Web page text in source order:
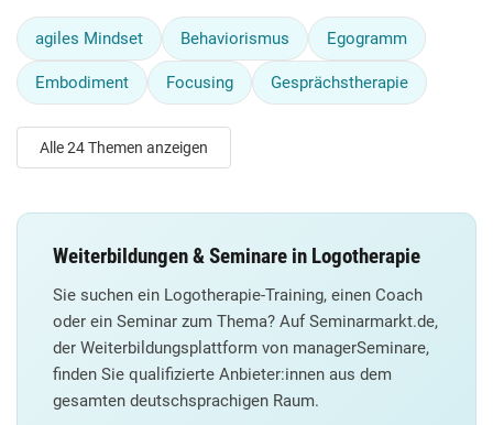
agiles Mindset Behaviorismus Egogramm
Embodiment Focusing Gesprächstherapie
Alle 24 Themen anzeigen
Weiterbildungen & Seminare in Logotherapie
Sie suchen ein Logotherapie-Training, einen Coach
oder ein Seminar zum Thema? Auf Seminarmarkt.de,
der Weiterbildungsplattform von managerSeminare,
finden Sie qualifizierte Anbieter:innen aus dem
gesamten deutschsprachigen Raum.